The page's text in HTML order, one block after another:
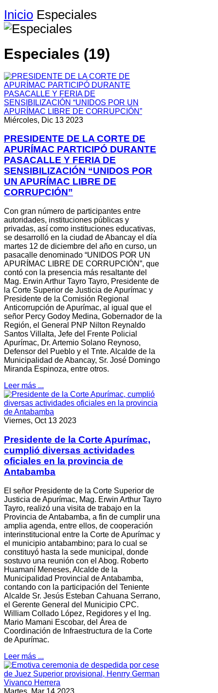
Inicio Especiales
Especiales (19)
Miércoles, Dic 13 2023
PRESIDENTE DE LA CORTE DE
APURÍMAC PARTICIPÓ DURANTE
PASACALLE Y FERIA DE
SENSIBILIZACIÓN “UNIDOS POR
UN APURÍMAC LIBRE DE
CORRUPCIÓN”
Con gran número de participantes entre
autoridades, instituciones públicas y
privadas, así como instituciones educativas,
se desarrolló en la ciudad de Abancay el día
martes 12 de diciembre del año en curso, un
pasacalle denominado “UNIDOS POR UN
APURÍMAC LIBRE DE CORRUPCIÓN”, que
contó con la presencia más resaltante del
Mag. Erwin Arthur Tayro Tayro, Presidente de
la Corte Superior de Justicia de Apurímac y
Presidente de la Comisión Regional
Anticorrupción de Apurímac, al igual que el
señor Percy Godoy Medina, Gobernador de la
Región, el General PNP Nilton Reynaldo
Santos Villalta, Jefe del Frente Policial
Apurímac, Dr. Artemio Solano Reynoso,
Defensor del Pueblo y el Tnte. Alcalde de la
Municipalidad de Abancay, Sr. José Domingo
Miranda Espinoza, entre otros.
Leer más ...
Viernes, Oct 13 2023
Presidente de la Corte Apurímac,
cumplió diversas actividades
oficiales en la provincia de
Antabamba
El señor Presidente de la Corte Superior de
Justicia de Apurímac, Mag. Erwin Arthur Tayro
Tayro, realizó una visita de trabajo en la
Provincia de Antabamba, a fin de cumplir una
amplia agenda, entre ellos, de cooperación
interinstitucional entre la Corte de Apurímac y
el municipio antabambino; para lo cual se
constituyó hasta la sede municipal, donde
sostuvo una reunión con el Abog. Roberto
Huamaní Meneses, Alcalde de la
Municipalidad Provincial de Antabamba,
contando con la participación del Teniente
Alcalde Sr. Jesús Esteban Cahuana Serrano,
el Gerente General del Municipio CPC.
William Collado López, Regidores y el Ing.
Mario Mamani Escobar, del Área de
Coordinación de Infraestructura de la Corte
de Apurímac.
Leer más ...
Martes, Mar 14 2023